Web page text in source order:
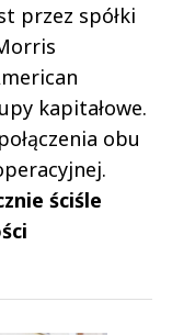
przez spółki
kapitałowe.
obu
ściśle